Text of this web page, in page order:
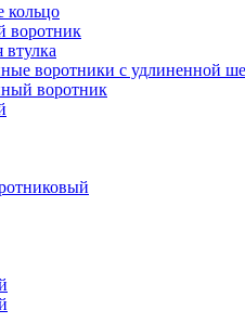
кольцо
воротник
втулка
воротники с удлиненной
воротник